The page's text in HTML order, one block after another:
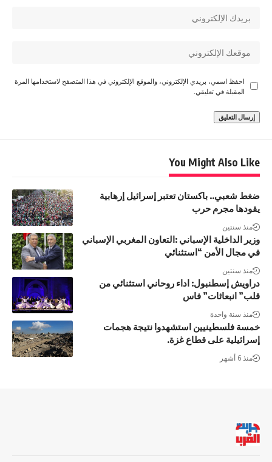
احفظ اسمي، بريدي الإلكتروني، والموقع الإلكتروني في هذا المتصفح لاستخدامها المرة
المقبلة في تعليقي.
You Might Also Like
ضغط شعبي.. باكستان تعتبر إسرائيل إرهابية
يقودها مجرم حرب
منذ سنتين
وزير الداخلية الإسباني :التعاون المغربي الإسباني
في مجال الأمن “استثنائي
منذ سنتين
دراويش إسطنبول: اداء روحاني استثنائي من
قلب” انبعاثات” فاس
منذ سنة واحدة
خمسة فلسطينيين استشهدوا نتيجة هجمات
إسرائيلية على قطاع غزة.
منذ 6 أشهر